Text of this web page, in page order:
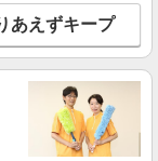
あえずキープ